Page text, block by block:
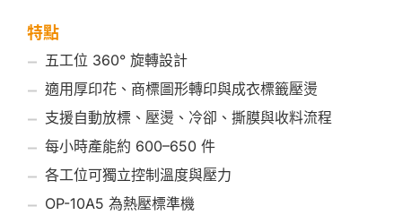
特點
五工位 360° 旋轉設計
適用厚印花、商標圖形轉印與成衣標籤壓燙
支援自動放標、壓燙、冷卻、撕膜與收料流程
每小時產能約 600–650 件
各工位可獨立控制溫度與壓力
OP-10A5 為熱壓標準機